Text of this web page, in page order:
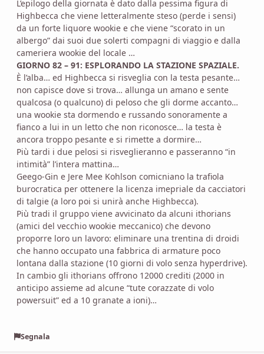
L’epilogo della giornata è dato dalla pessima figura di
Highbecca che viene letteralmente steso (perde i sensi)
da un forte liquore wookie e che viene “scorato in un
albergo” dai suoi due solerti compagni di viaggio e dalla
cameriera wookie del locale …
GIORNO 82 – 91: ESPLORANDO LA STAZIONE SPAZIALE.
È l’alba… ed Highbecca si risveglia con la testa pesante…
non capisce dove si trova… allunga un amano e sente
qualcosa (o qualcuno) di peloso che gli dorme accanto…
una wookie sta dormendo e russando sonoramente a
fianco a lui in un letto che non riconosce… la testa è
ancora troppo pesante e si rimette a dormire…
Più tardi i due pelosi si risveglieranno e passeranno “in
intimità” l’intera mattina…
Geego-Gin e Jere Mee Kohlson comicniano la trafiola
burocratica per ottenere la licenza imepriale da cacciatori
di talgie (a loro poi si unirà anche Highbecca).
Più tradi il gruppo viene avvicinato da alcuni ithorians
(amici del vecchio wookie meccanico) che devono
proporre loro un lavoro: eliminare una trentina di droidi
che hanno occupato una fabbrica di armature poco
lontana dalla stazione (10 giorni di volo senza hyperdrive).
In cambio gli ithorians offrono 12000 crediti (2000 in
anticipo assieme ad alcune “tute corazzate di volo
powersuit” ed a 10 granate a ioni)…
Segnala